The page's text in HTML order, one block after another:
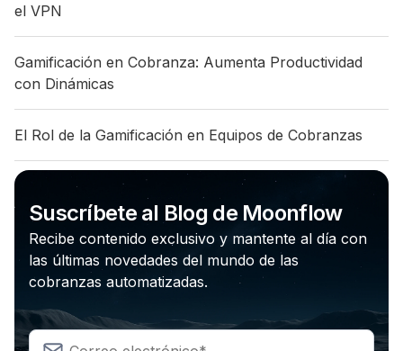
el VPN
Gamificación en Cobranza: Aumenta Productividad
con Dinámicas
El Rol de la Gamificación en Equipos de Cobranzas
Suscríbete al Blog de Moonflow
Recibe contenido exclusivo y mantente al día con
las últimas novedades del mundo de las
cobranzas automatizadas.